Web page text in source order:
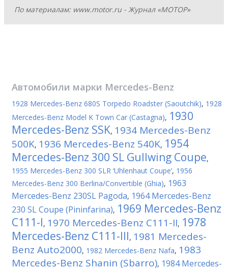
По материалам: www.motor.ru - Журнал «МОТОР»
Автомобили марки Mercedes-Benz
1928 Mercedes-Benz 680S Torpedo Roadster (Saoutchik), 1928
Mercedes-Benz Model K Town Car (Castagna), 1930
Mercedes-Benz SSK, 1934 Mercedes-Benz
500K, 1936 Mercedes-Benz 540K, 1954
Mercedes-Benz 300 SL Gullwing Coupe,
1955 Mercedes-Benz 300 SLR ‘Uhlenhaut Coupe’, 1956
Mercedes-Benz 300 Berlina/Convertible (Ghia), 1963
Mercedes-Benz 230SL Pagoda, 1964 Mercedes-Benz
230 SL Coupe (Pininfarina), 1969 Mercedes-Benz
C111-I, 1970 Mercedes-Benz C111-II, 1978
Mercedes-Benz C111-III, 1981 Mercedes-
Benz Auto2000, 1982 Mercedes-Benz Nafa, 1983
Mercedes-Benz Shanin (Sbarro), 1984 Mercedes-